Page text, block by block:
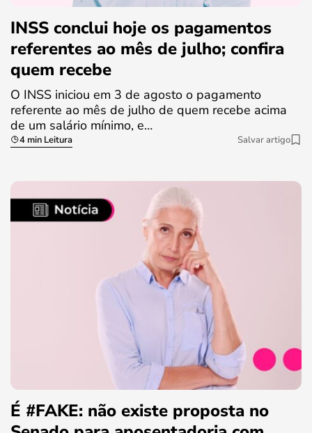
INSS conclui hoje os pagamentos
referentes ao mês de julho; confira
quem recebe
O INSS iniciou em 3 de agosto o pagamento
referente ao mês de julho de quem recebe acima
de um salário mínimo, e…
4 min Leitura Salvar artigo
É #FAKE: não existe proposta no